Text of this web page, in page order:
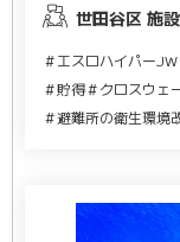
世田谷区 施
＃エスロハイパーJW
＃貯得＃クロスウェ
＃避難所の衛生環境